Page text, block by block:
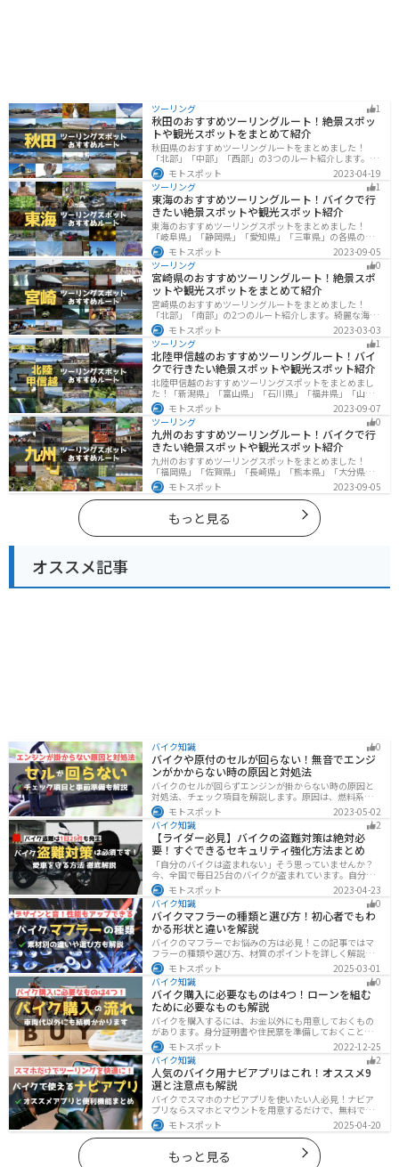
ツーリング 1
秋田のおすすめツーリングルート！絶景スポッ
トや観光スポットをまとめて紹介
秋田県のおすすめツーリングルートをまとめました！
「北部」「中部」「西部」の3つのルート紹介します。自
然豊かな山々や湖、温泉地が点在し、四季折々の景色を
楽しめるスポットが多数あります。バイクで秋田県にツ
ーリングに行く際は参考にしてください。
モトスポット
2023-04-19
ツーリング
1
東海のおすすめツーリングルート！バイクで行
きたい絶景スポットや観光スポット紹介
東海のおすすめツーリングスポットをまとめました！
「岐阜県」「静岡県」「愛知県」「三重県」の各県の観
光地紹介します。自然豊かな山々や湖、温泉地が点在
し、四季折々の景色を楽しめるスポットが多数ありま
す。バイクで東海にツーリングに行く際は参考にしてく
ださい。
モトスポット
2023-09-05
ツーリング
0
宮崎県のおすすめツーリングルート！絶景スポ
ットや観光スポットをまとめて紹介
宮崎県のおすすめツーリングルートをまとめました！
「北部」「南部」の2つのルート紹介します。綺麗な海岸
線が特徴的な海・自然豊かな山・趣のある神社を満喫す
るツーリングができます。バイクで宮崎県にツーリング
に行く際は参考にしてください。
モトスポット
2023-03-03
ツーリング
1
北陸甲信越のおすすめツーリングルート！バイ
クで行きたい絶景スポットや観光スポット紹介
北陸甲信越のおすすめツーリングスポットをまとめまし
た！「新潟県」「富山県」「石川県」「福井県」「山梨
県」「長野県」の各県の観光地紹介します。自然豊かな
山々や湖、温泉地が点在し、四季折々の景色を楽しめる
スポットが多数あります。バイクで北陸甲信越にツーリ
ングに行く際は参考にしてください。
モトスポット
2023-09-07
ツーリング
0
九州のおすすめツーリングルート！バイクで行
きたい絶景スポットや観光スポット紹介
九州のおすすめツーリングスポットをまとめました！
「福岡県」「佐賀県」「長崎県」「熊本県」「大分県」
「宮崎都」「鹿児島県」の各県の観光地紹介します。自
然豊かな山々や湖、温泉地が点在し、四季折々の景色を
楽しめるスポットが多数あります。バイクで九州にツー
リングに行く際は参考にしてください。
モトスポット 2023-09-05
もっと見る
オススメ記事
バイク知識 0
バイクや原付のセルが回らない！無音でエンジ
ンがかからない時の原因と対処法
バイクのセルが回らずエンジンが掛からない時の原因と
対処法、チェック項目を解説します。原因は、燃料系・
電装系・その他に分かれますが、バッテリー上がりが原
因であることが多いです。その場合、押しがけやバッテ
リー復旧サービスなどを活用しましょう。事前にできる
対処準備についても解説します。
モトスポット
2023-05-02
バイク知識
2
【ライダー必見】バイクの盗難対策は絶対必
要！すぐできるセキュリティ強化方法まとめ
「自分のバイクは盗まれない」そう思っていませんか？
今、全国で毎日25台のバイクが盗まれています。自分の
バイクは大丈夫という保証はどこにもありません。バイ
クの盗難対策の方法を理解して、自分のバイクは自分で
守りましょう。
モトスポット
2023-04-23
バイク知識
0
バイクマフラーの種類と選び方！初心者でもわ
かる形状と違いを解説
バイクのマフラーでお悩みの方は必見！この記事ではマ
フラーの種類や選び方、材質のポイントを詳しく解説し
ています。実は初めてのカスタマイズには、先端だけ変
えられるスリップオンマフラーがおすすめです。記事を
読めば、理想のサウンドと走りを手に入れられます。
モトスポット
2025-03-01
バイク知識
0
バイク購入に必要なものは4つ！ローンを組む
ために必要なものも解説
バイクを購入するには、お金以外にも用意しておくもの
があります。身分証明書や住民票を準備しておくことで
購入ギリギリになって慌てずに済むので、しっかりと準
備しておきましょう。
モトスポット
2022-12-25
バイク知識
2
人気のバイク用ナビアプリはこれ！オススメ9
選と注意点も解説
バイクでスマホのナビアプリを使いたい人必見！ナビア
プリならスマホとマウントを用意するだけで、無料です
ぐにナビが利用できます。インカムがあれば音声案内も
聞けるので運転に集中したまま簡単にルートの把握がで
きます。慣れない土地やツーリングなどで活躍すること
間違いなしのオススメナビアプリを紹介します。
モトスポット 2025-04-20
もっと見る